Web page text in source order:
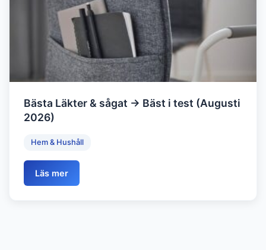
Bästa Läkter & sågat → Bäst i test (Augusti
2026)
Hem & Hushåll
Läs mer